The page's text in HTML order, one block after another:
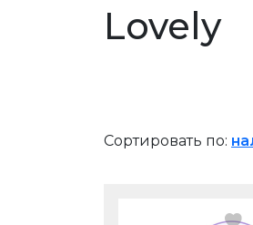
Lovely
Сортировать по: